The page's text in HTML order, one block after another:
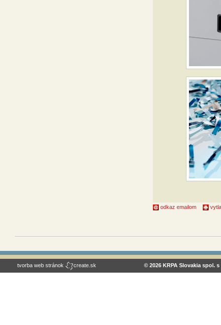
odkaz emailom
tvorba web stránok create.sk © 2026 KRPA Slovakia spol. s